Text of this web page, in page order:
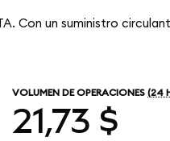
Con un suministro
VOLUMEN DE OPERACIONES (24
21,73 $